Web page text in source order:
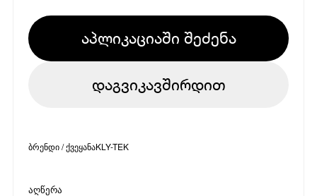
აპლიკაციაში შეძენა
დაგვიკავშირდით
ბრენდი / ქვეყანაKLY-TEK
აღწერა